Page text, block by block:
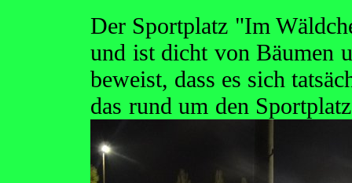
Der Sportplatz "Im
und ist dicht von Bäumen
beweist, dass es sich
das rund um den